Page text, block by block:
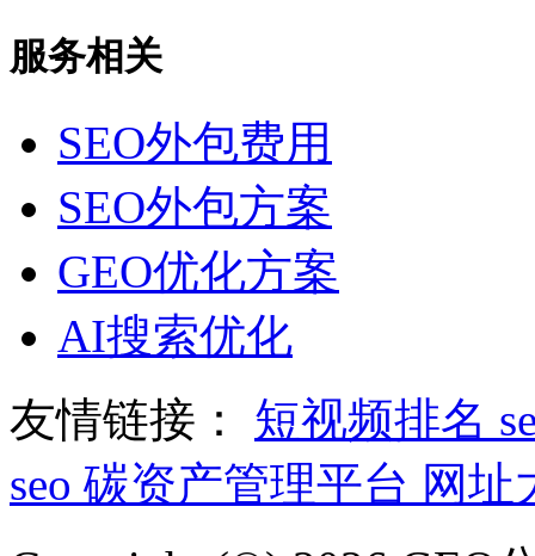
服务相关
SEO外包费用
SEO外包方案
GEO优化方案
AI搜索优化
友情链接： 短视频排名
seo 碳资产管理平台 网